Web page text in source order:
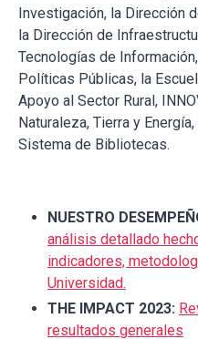
Investigación, la Dirección
la Dirección de
Tecnologías de
Políticas Públicas, la
Apoyo al Sector Rural,
Naturaleza, Tierra y
Sistema de Bibliotecas.
NUESTRO
análisis detallado
indicadores,
Universidad.
THE IMPACT 2023:
resultados generales